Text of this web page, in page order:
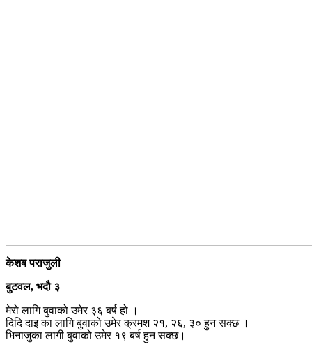
केशब पराजुली
बुटवल, भदौ ३
मेरो लागि बुवाको उमेर ३६ बर्ष हो ।
दिदि दाइ का लागि बुवाको उमेर क्रमश २१, २६, ३० हुन सक्छ ।
भिनाजुका लागी बुवाको उमेर १९ बर्ष हुन सक्छ।